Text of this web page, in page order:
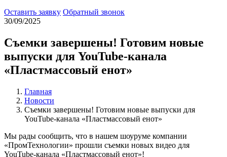
Оставить заявку Обратный звонок
30/09/2025
Съемки завершены! Готовим новые
выпуски для YouTube-канала
«Пластмассовый енот»
Главная
Новости
Съемки завершены! Готовим новые выпуски для
YouTube-канала «Пластмассовый енот»
Мы рады сообщить, что в нашем шоуруме компании
«ПромТехнологии» прошли съемки новых видео для
YouTube-канала «Пластмассовый енот»!